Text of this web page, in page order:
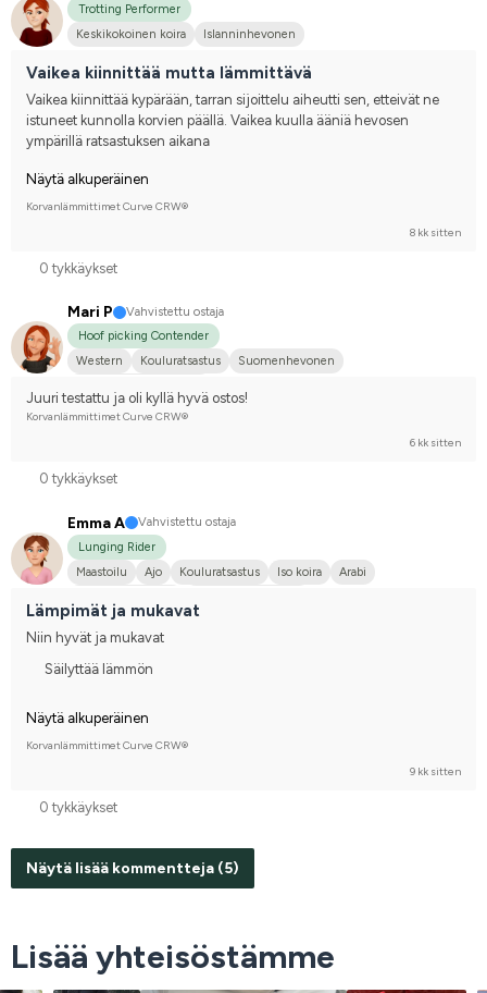
Trotting Performer
Keskikokoinen koira
Islanninhevonen
Vaikea kiinnittää mutta lämmittävä
Vaikea kiinnittää kypärään, tarran sijoittelu aiheutti sen, etteivät ne
istuneet kunnolla korvien päällä. Vaikea kuulla ääniä hevosen
ympärillä ratsastuksen aikana
Näytä alkuperäinen
Korvanlämmittimet Curve CRW®
8 kk sitten
0 tykkäykset
Mari P
Vahvistettu ostaja
Hoof picking Contender
Western
Kouluratsastus
Suomenhevonen
Juuri testattu ja oli kyllä hyvä ostos!
Korvanlämmittimet Curve CRW®
6 kk sitten
0 tykkäykset
Emma A
Vahvistettu ostaja
Lunging Rider
Maastoilu
Ajo Kouluratsastus Iso koira
Arabi
Lämpimät ja mukavat
Niin hyvät ja mukavat
Säilyttää lämmön
Näytä alkuperäinen
Korvanlämmittimet Curve CRW®
9 kk sitten
0 tykkäykset
Näytä lisää kommentteja (5)
Lisää yhteisöstämme